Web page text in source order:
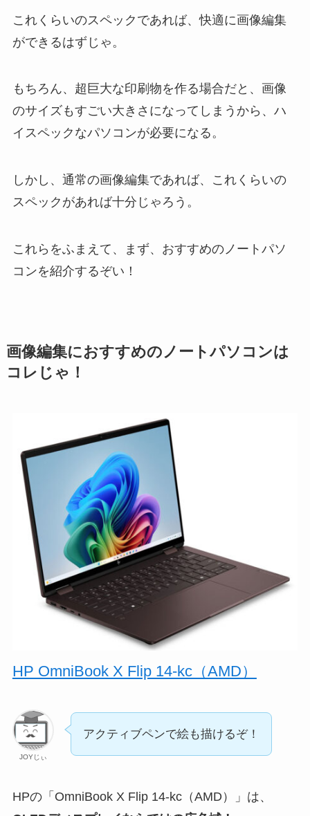
これくらいのスペックであれば、快適に画像編集
ができるはずじゃ。
もちろん、超巨大な印刷物を作る場合だと、画像
のサイズもすごい大きさになってしまうから、ハ
イスペックなパソコンが必要になる。
しかし、通常の画像編集であれば、これくらいの
スペックがあれば十分じゃろう。
これらをふまえて、まず、おすすめのノートパソ
コンを紹介するぞい！
画像編集におすすめのノートパソコンは
コレじゃ！
HP OmniBook X Flip 14-kc（AMD）
JOYじぃ
アクティブペンで絵も描けるぞ！
HPの「OmniBook X Flip 14-kc（AMD）」は、